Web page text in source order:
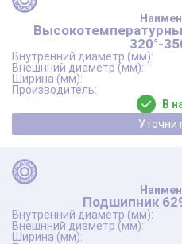
320°-
В
Подшипник